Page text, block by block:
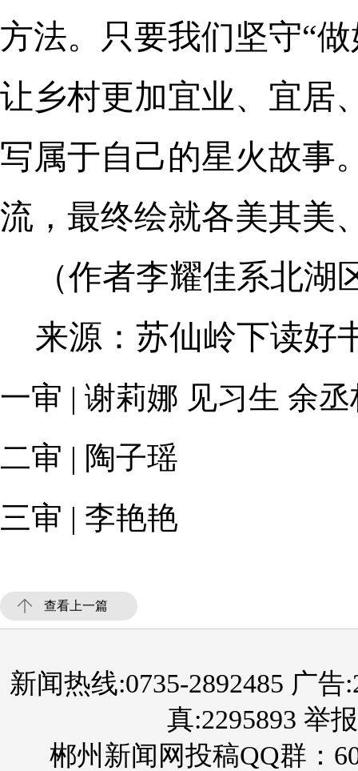
方法。只要我们坚守“
让乡村更加宜业、宜居
写属于自己的星火故事
流，最终绘就各美其美
（作者李耀佳系北
来源：苏仙岭下读好
一审 | 谢莉娜 见习生 余丞
二审 | 陶子瑶
三审 | 李艳艳
查看上一篇
新闻热线:0735-2892485 广告
真:2295893 举
郴州新闻网投稿QQ群：